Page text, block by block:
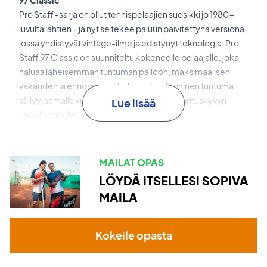
Pro Staff -sarja on ollut tennispelaajien suosikki jo 1980-
luvulta lähtien – ja nyt se tekee paluun päivitettynä versiona,
jossa yhdistyvät vintage-ilme ja edistynyt teknologia. Pro
Staff 97 Classic on suunniteltu kokeneelle pelaajalle, joka
haluaa läheisemmän tuntuman palloon, maksimaalisen
vakauden ja erinomaisen tarkkuuden. Ikoninen tuntuma
säilyy, samalla kun teknologiat nostavat suorituskyvyn
uuden hiilikuiturakenteen ansiosta, joka optimoi varren
joustavuuden – tinkimättä kontrollista ja voimasta.
Braid 45on kaksinkertainen punos 45 asteen kulmassa,
Tuloksena on parantunut pallotuntuma ja erinomainen
Lue lisää
MAILAT OPAS
LÖYDÄ ITSELLESI SOPIVA
MAILA
Kokeile opasta